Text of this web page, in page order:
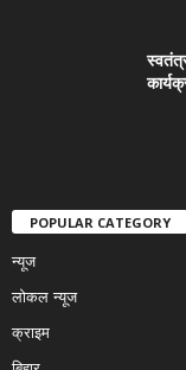
POPULAR CATEGORY
न्यूज
लोकल न्यूज
क्राइम